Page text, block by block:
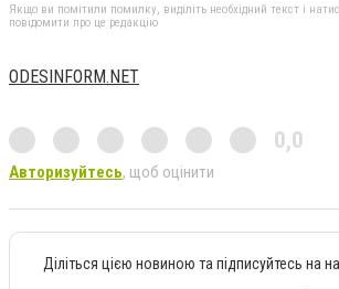
Якщо ви помітили помилку, виділіть необхідний текст і
повідомити про це редакцію
ODESINFORM.NET
0,0
Авторизуйтесь, щоб оцінити
Діліться цією новиною та підписуйтесь на